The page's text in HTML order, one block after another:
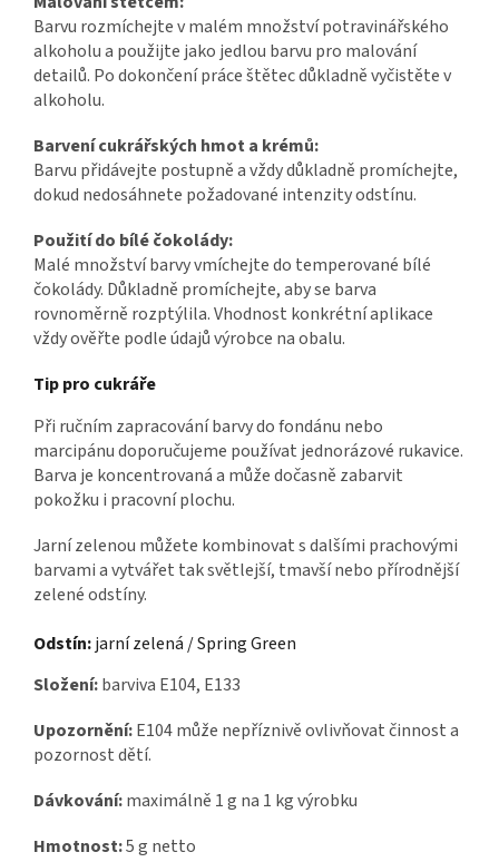
Barvu rozmíchejte v malém množství potravinářského
alkoholu a použijte jako jedlou barvu pro malování
detailů. Po dokončení práce štětec důkladně vyčistěte v
alkoholu.
Barvení cukrářských hmot a krémů:
Barvu přidávejte postupně a vždy důkladně promíchejte,
dokud nedosáhnete požadované intenzity odstínu.
Použití do bílé čokolády:
Malé množství barvy vmíchejte do temperované bílé
čokolády. Důkladně promíchejte, aby se barva
rovnoměrně rozptýlila. Vhodnost konkrétní aplikace
vždy ověřte podle údajů výrobce na obalu.
Tip pro cukráře
Při ručním zapracování barvy do fondánu nebo
marcipánu doporučujeme používat jednorázové rukavice.
Barva je koncentrovaná a může dočasně zabarvit
pokožku i pracovní plochu.
Jarní zelenou můžete kombinovat s dalšími prachovými
barvami a vytvářet tak světlejší, tmavší nebo přírodnější
zelené odstíny.
Odstín:jarní zelená / Spring Green
Složení:barviva E104, E133
Upozornění:E104 může nepříznivě ovlivňovat činnost a
pozornost dětí.
Dávkování:maximálně 1 g na 1 kg výrobku
Hmotnost:5 g netto